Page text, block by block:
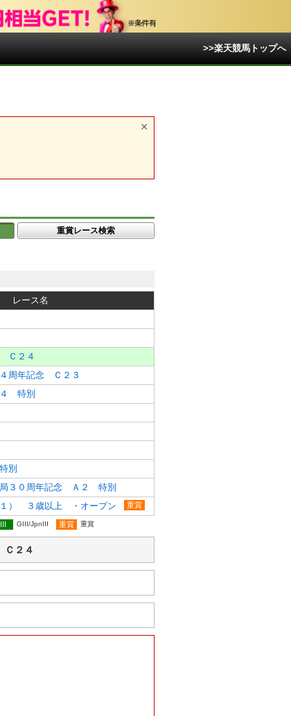
>>楽天競馬トップへ
重賞レース検索
レース名
Ｃ２４
４周年記念 Ｃ２３
特別
別
局３０周年記念 Ａ２ 特別
１） ３歳以上 ・オープン 重賞
III GIII/JpnIII 重賞 重賞
Ｃ２４